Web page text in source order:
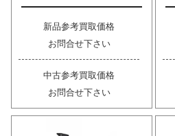
新品参考買取価格
お問合せ下さい
中古参考買取価格
お問合せ下さい